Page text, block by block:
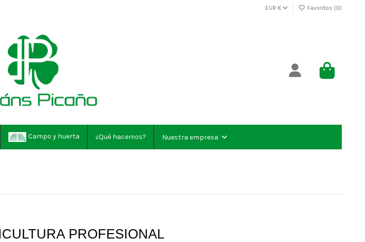
EUR € Favoritos (0)
Campo y huerta ¿Qué hacemos? Nuestra empresa
PROFESIONAL